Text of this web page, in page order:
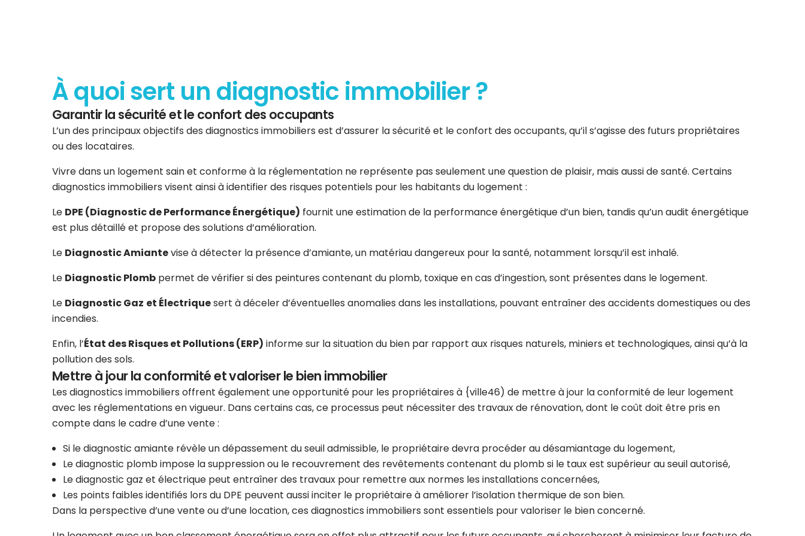
À quoi sert un diagnostic immobilier ?
Garantir la sécurité et le confort des occupants
L’un des principaux objectifs des diagnostics immobiliers est d’assurer la sécurité et le confort des occupants, qu’il s’agisse des futurs propriétaires
ou des locataires.
Vivre dans un logement sain et conforme à la réglementation ne représente pas seulement une question de plaisir, mais aussi de santé. Certains
diagnostics immobiliers visent ainsi à identifier des risques potentiels pour les habitants du logement :
Le DPE (Diagnostic de Performance Énergétique) fournit une estimation de la performance énergétique d’un bien, tandis qu’un audit énergétique
est plus détaillé et propose des solutions d’amélioration.
Le Diagnostic Amiantevise à détecter la présence d’amiante, un matériau dangereux pour la santé, notamment lorsqu’il est inhalé.
Le Diagnostic Plomb permet de vérifier si des peintures contenant du plomb, toxique en cas d’ingestion, sont présentes dans le logement.
Le Diagnostic Gaz et Électriquesert à déceler d’éventuelles anomalies dans les installations, pouvant entraîner des accidents domestiques ou des
incendies.
Enfin, l’État des Risques et Pollutions (ERP) informe sur la situation du bien par rapport aux risques naturels, miniers et technologiques, ainsi qu’à la
pollution des sols.
Mettre à jour la conformité et valoriser le bien immobilier
Les diagnostics immobiliers offrent également une opportunité pour les propriétaires à {ville46) de mettre à jour la conformité de leur logement
avec les réglementations en vigueur. Dans certains cas, ce processus peut nécessiter des travaux de rénovation, dont le coût doit être pris en
compte dans le cadre d’une vente :
Si le diagnostic amiante révèle un dépassement du seuil admissible, le propriétaire devra procéder au désamiantage du logement,
Le diagnostic plomb impose la suppression ou le recouvrement des revêtements contenant du plomb si le taux est supérieur au seuil autorisé,
Le diagnostic gaz et électrique peut entraîner des travaux pour remettre aux normes les installations concernées,
Les points faibles identifiés lors du DPE peuvent aussi inciter le propriétaire à améliorer l’isolation thermique de son bien.
Dans la perspective d’une vente ou d’une location, ces diagnostics immobiliers sont essentiels pour valoriser le bien concerné.